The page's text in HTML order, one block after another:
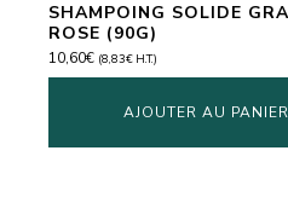
SHAMPOING SOLIDE
ROSE (90G)
10,60€ (8,83€H.T.)
AJOUTER AU PANIER